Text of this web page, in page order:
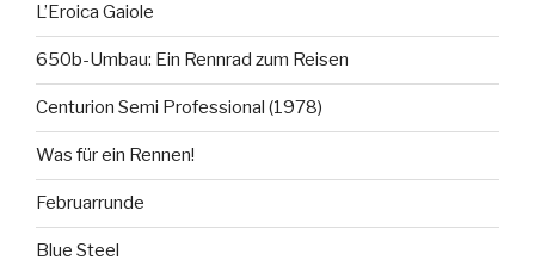
L’Eroica Gaiole
650b-Umbau: Ein Rennrad zum Reisen
Centurion Semi Professional (1978)
Was für ein Rennen!
Februarrunde
Blue Steel